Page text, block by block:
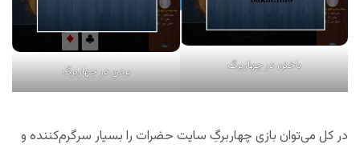
باختن در چهاربرگ بردن در چهاربرگ
در کل می‌توان بازی چهاربرگِ سایت حضرات را بسیار سرگرم‌کننده و